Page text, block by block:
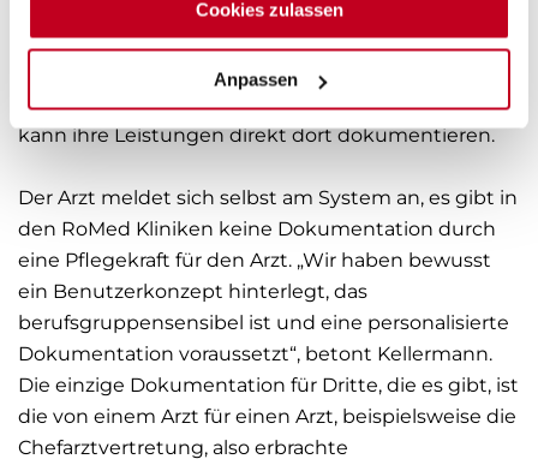
Cookies zulassen
Anpassen
Dokumentationsarbeitsplätze. Dazu steht auf
jedem Gang ein IT-Mobil, das sich die Pflegekraft
nimmt, wenn sie zum Patienten geht. Sie hat dort
Zugriff auf die elektronische Patientenakte und
kann ihre Leistungen direkt dort dokumentieren.
Der Arzt meldet sich selbst am System an, es gibt in
den RoMed Kliniken keine Dokumentation durch
eine Pflegekraft für den Arzt. „Wir haben bewusst
ein Benutzerkonzept hinterlegt, das
berufsgruppensensibel ist und eine personalisierte
Dokumentation voraussetzt“, betont Kellermann.
Die einzige Dokumentation für Dritte, die es gibt, ist
die von einem Arzt für einen Arzt, beispielsweise die
Chefarztvertretung, also erbrachte